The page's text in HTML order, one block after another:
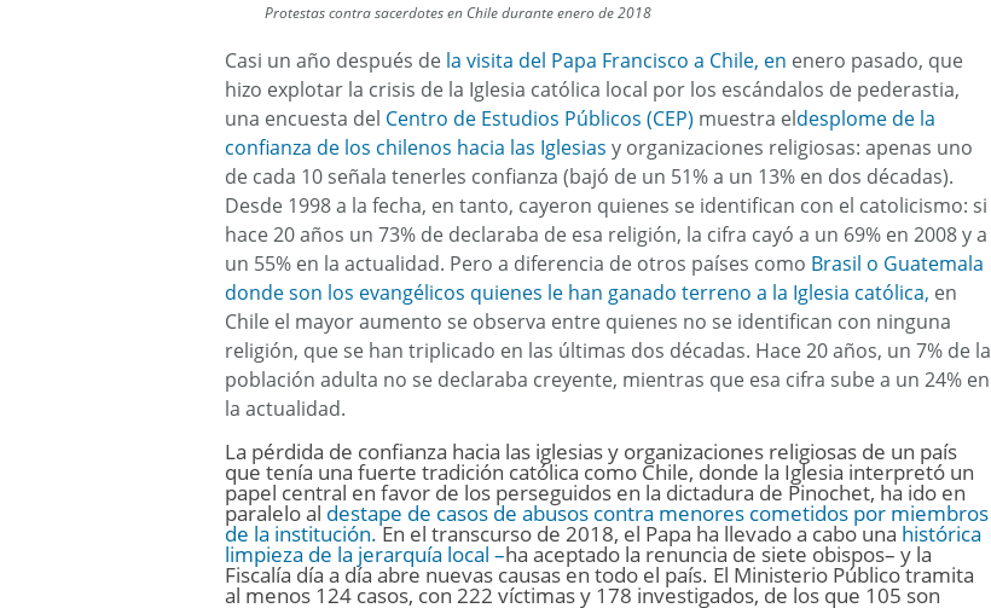
Protestas contra sacerdotes en Chile durante enero de 2018
Casi un año después de la visita del Papa Francisco a Chile, en enero pasado, que
hizo explotar la crisis de la Iglesia católica local por los escándalos de pederastia,
una encuesta del Centro de Estudios Públicos (CEP) muestra eldesplome de la
confianza de los chilenos hacia las Iglesias y organizaciones religiosas: apenas uno
de cada 10 señala tenerles confianza (bajó de un 51% a un 13% en dos décadas).
Desde 1998 a la fecha, en tanto, cayeron quienes se identifican con el catolicismo: si
hace 20 años un 73% de declaraba de esa religión, la cifra cayó a un 69% en 2008 y a
un 55% en la actualidad. Pero a diferencia de otros países como Brasil o Guatemala
donde son los evangélicos quienes le han ganado terreno a la Iglesia católica, en
Chile el mayor aumento se observa entre quienes no se identifican con ninguna
religión, que se han triplicado en las últimas dos décadas. Hace 20 años, un 7% de la
población adulta no se declaraba creyente, mientras que esa cifra sube a un 24% en
la actualidad.
La pérdida de confianza hacia las iglesias y organizaciones religiosas de un país
que tenía una fuerte tradición católica como Chile, donde la Iglesia interpretó un
papel central en favor de los perseguidos en la dictadura de Pinochet, ha ido en
paralelo al destape de casos de abusos contra menores cometidos por miembros
de la institución.En el transcurso de 2018, el Papa ha llevado a cabo una histórica
limpieza de la jerarquía local –ha aceptado la renuncia de siete obispos– y la
Fiscalía día a día abre nuevas causas en todo el país. El Ministerio Público tramita
al menos 124 casos, con 222 víctimas y 178 investigados, de los que 105 son